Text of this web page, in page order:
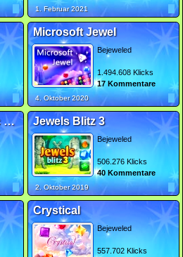
1. Februar 2021
Microsoft Jewel
Bejeweled
1.494.608 Klicks
17 Kommentare
4. Oktober 2020
Treasures of the Mystic Sea 2 Jewels Blitz 3
Bejeweled
506.276 Klicks
40 Kommentare
2. Oktober 2019
Crystical
Bejeweled
557.702 Klicks